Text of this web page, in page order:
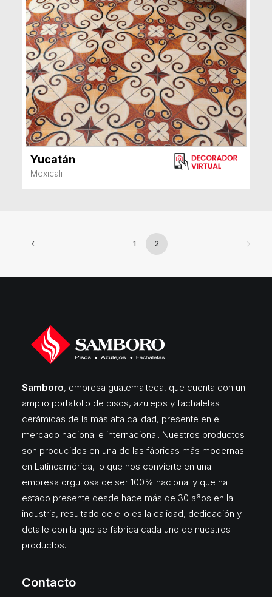
Yucatán
Mexicali
1 2
Samboro, empresa guatemalteca, que cuenta con un
amplio portafolio de pisos, azulejos y fachaletas
cerámicas de la más alta calidad, presente en el
mercado nacional e internacional. Nuestros productos
son producidos en una de las fábricas más modernas
en Latinoamérica, lo que nos convierte en una
empresa orgullosa de ser 100% nacional y que ha
estado presente desde hace más de 30 años en la
industria, resultado de ello es la calidad, dedicación y
detalle con la que se fabrica cada uno de nuestros
productos.
Contacto